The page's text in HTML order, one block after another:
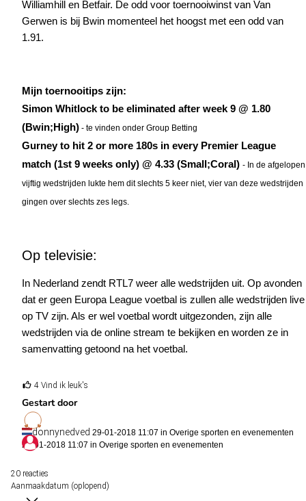
Williamhill en Betfair. De odd voor toernooiwinst van Van
Gerwen is bij Bwin momenteel het hoogst met een odd van
1.91.
Mijn toernooitips zijn:
Simon Whitlock to be eliminated after week 9 @ 1.80
(Bwin;High) - te vinden onder Group Betting
Gurney to hit 2 or more 180s in every Premier League
match (1st 9 weeks only) @ 4.33 (Small;Coral) - In de afgelopen
vijftig wedstrijden lukte hem dit slechts 5 keer niet, vier van deze wedstrijden
gingen over slechts zes legs.
Op televisie:
In Nederland zendt RTL7 weer alle wedstrijden uit. Op avonden
dat er geen Europa League voetbal is zullen alle wedstrijden live
op TV zijn. Als er wel voetbal wordt uitgezonden, zijn alle
wedstrijden via de online stream te bekijken en worden ze in
samenvatting getoond na het voetbal.
4 Vind ik leuk's
Gestart door
donnynedved 29-01-2018 11:07 in Overige sporten en evenementen
29-01-2018 11:07 in Overige sporten en evenementen
20 reacties
Aanmaakdatum (oplopend)